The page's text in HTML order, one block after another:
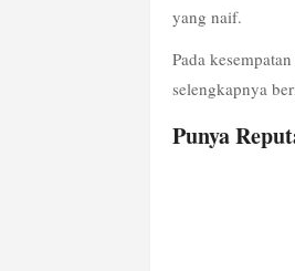
yang naif.
Pada
selengkapnya
Punya